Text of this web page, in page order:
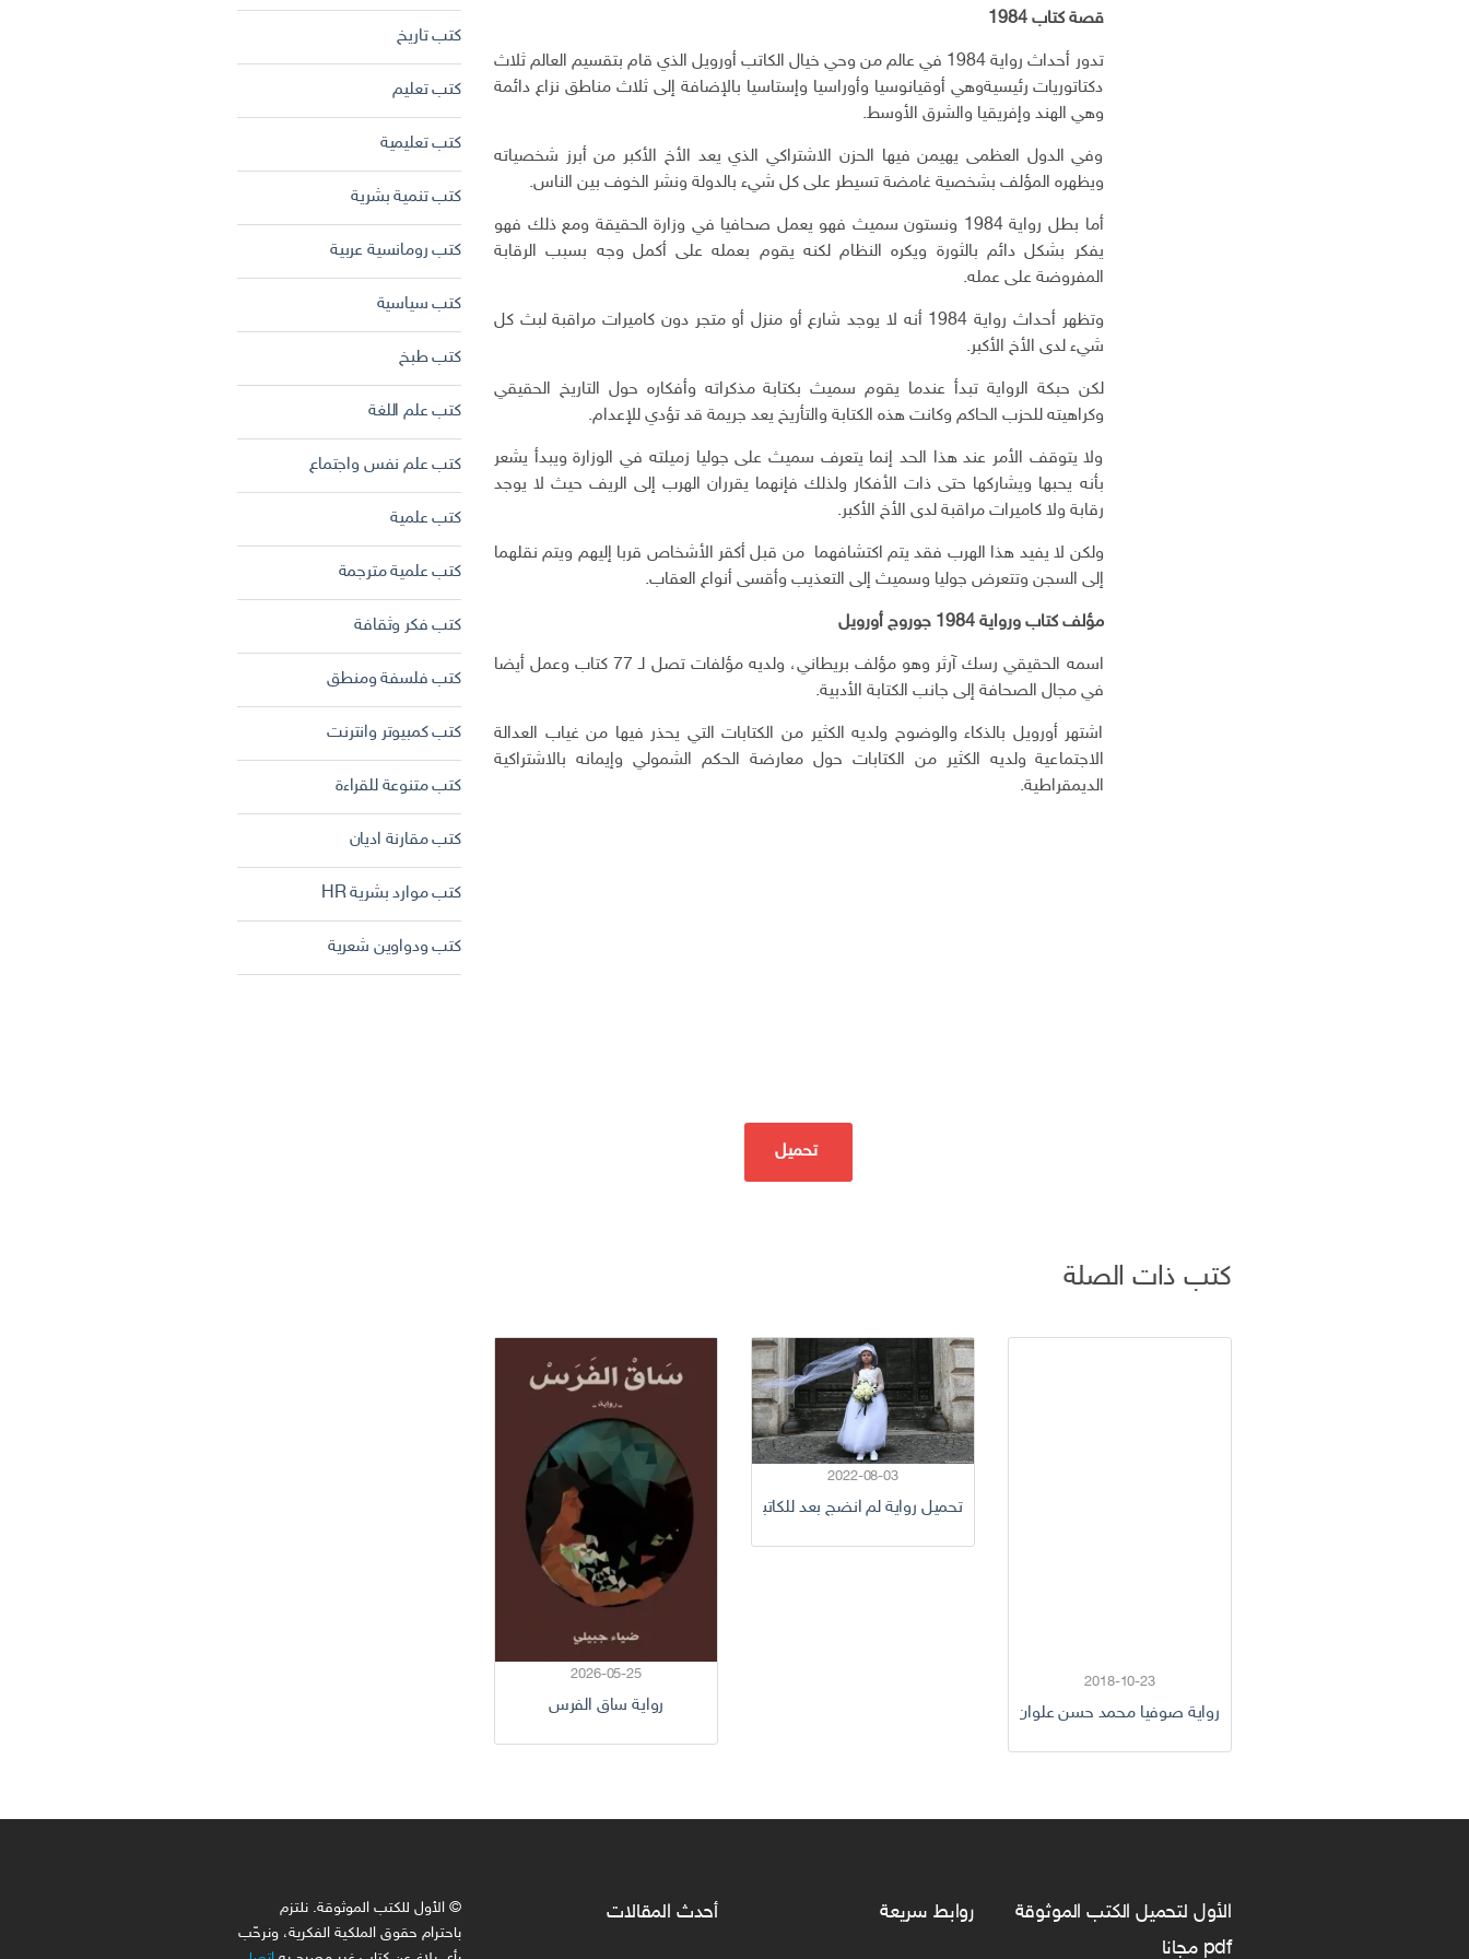
قصة كتاب 1984
تدور أحداث رواية 1984 في عالم من وحي خيال الكاتب أورويل الذي قام بتقسيم العالم ثلاث
دكتاتوريات رئيسيةوهي أوقيانوسيا وأوراسيا وإستاسيا بالإضافة إلى ثلاث مناطق نزاع دائمة
وهي الهند وإفريقيا والشرق الأوسط.
وفي الدول العظمى يهيمن فيها الحزن الاشتراكي الذي يعد الأخ الأكبر من أبرز شخصياته
ويظهره المؤلف بشخصية غامضة تسيطر على كل شيء بالدولة ونشر الخوف بين الناس.
أما بطل رواية 1984 ونستون سميث فهو يعمل صحافيا في وزارة الحقيقة ومع ذلك فهو
يفكر بشكل دائم بالثورة ويكره النظام لكنه يقوم بعمله على أكمل وجه بسبب الرقابة
المفروضة على عمله.
وتظهر أحداث رواية 1984 أنه لا يوجد شارع أو منزل أو متجر دون كاميرات مراقبة لبث كل
شيء لدى الأخ الأكبر.
لكن حبكة الرواية تبدأ عندما يقوم سميث بكتابة مذكراته وأفكاره حول التاريخ الحقيقي
وكراهيته للحزب الحاكم وكانت هذه الكتابة والتأريخ يعد جريمة قد تؤدي للإعدام.
ولا يتوقف الأمر عند هذا الحد إنما يتعرف سميث على جوليا زميلته في الوزارة ويبدأ يشعر
بأنه يحبها ويشاركها حتى ذات الأفكار ولذلك فإنهما يقرران الهرب إلى الريف حيث لا يوجد
رقابة ولا كاميرات مراقبة لدى الأخ الأكبر.
ولكن لا يفيد هذا الهرب فقد يتم اكتشافهما من قبل أكقر الأشخاص قربا إليهم ويتم نقلهما
إلى السجن وتتعرض جوليا وسميث إلى التعذيب وأقسى أنواع العقاب.
مؤلف كتاب ورواية 1984 جوروج أورويل
اسمه الحقيقي رسك آرثر وهو مؤلف بريطاني، ولديه مؤلفات تصل لـ 77 كتاب وعمل أيضا
في مجال الصحافة إلى جانب الكتابة الأدبية.
اشتهر أورويل بالذكاء والوضوح ولديه الكثير من الكتابات التي يحذر فيها من غياب العدالة
الاجتماعية ولديه الكثير من الكتابات حول معارضة الحكم الشمولي وإيمانه بالاشتراكية
الديمقراطية.
تحميل
كتب ذات الصلة
2018-10-23
رواية صوفيا محمد حسن علوان كاملة
2022-08-03
تحميل رواية لم انضج بعد للكاتبة عائشة نصر (من الفصل الأول للأخير) كاملة
2026-05-25
رواية ساق الفرس
كتب تاريخ
كتب تعليم
كتب تعليمية
كتب تنمية بشرية
كتب رومانسية عربية
كتب سياسية
كتب طبخ
كتب علم اللغة
كتب علم نفس واجتماع
كتب علمية
كتب علمية مترجمة
كتب فكر وثقافة
كتب فلسفة ومنطق
كتب كمبيوتر وانترنت
كتب متنوعة للقراءة
كتب مقارنة اديان
كتب موارد بشرية HR
كتب ودواوين شعرية
الأول لتحميل الكتب الموثوقة
pdf مجانا
روابط سريعة أحدث المقالات
© الأول للكتب الموثوقة. نلتزم
باحترام حقوق الملكية الفكرية، ونرحّب